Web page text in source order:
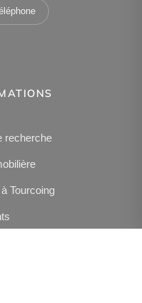
recherche
Tourcoing